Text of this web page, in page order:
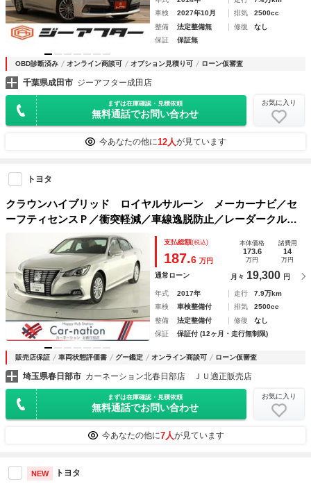
車検
2027年10月 排気
2500cc
整備
法定整備無 修復
なし
保証
保証無
OBD診断済み オンライン商談可 オプション見積り可 ローン仮審査
千葉県成田市 ジーアフター成田店
まずは在庫確認・見積依頼
無料通話でお問い合わせ
お気に入り
今あなたの他に12人が見ています
トヨタ
クラウンハイブリッド ロイヤルサルーン メーカーナビ／セ
ーフティセンスＰ／衝突軽減／車線逸脱防止／レーダークルー
ズ／ＬＥＤ／ＣＤ／ＤＶＤ／ＢＲ／ＴＶ／ＳＤ／ＵＳＢ／ＢＴ
／Ｂカメラ／ＥＴＣ２．０／シートヒーター／Ｐシート／純正
１６ＡＷ
支払総額(税込)
187.6 万円
本体価格
173.6
万円
諸費用
14
万円
通常ローン 月々 19,300 円
年式 2017年 走行
7.9万km
車検
車検整備付 排気
2500cc
整備
法定整備付 修復
なし
保証
保証付 (12ヶ月・走行無制限)
販売店保証 車両状態評価書 グー鑑定 オンライン商談可 ローン仮審査
埼玉県春日部市 カーネーション北春日部店 ＪＵ適正販売店
まずは在庫確認・見積依頼
無料通話でお問い合わせ
お気に入り
今あなたの他に7人が見ています
NEW トヨタ